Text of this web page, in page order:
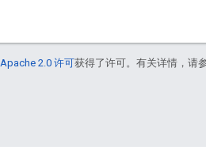
Apache 2.0 许可获得了许可。有关详情，请